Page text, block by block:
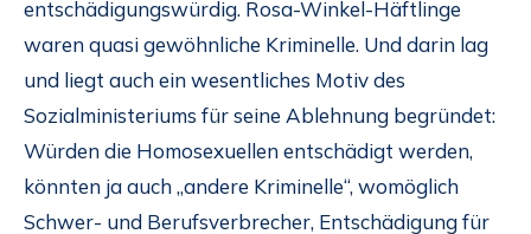
entschädigungswürdig. Rosa-Winkel-Häftlinge
waren quasi gewöhnliche Kriminelle. Und darin lag
und liegt auch ein wesentliches Motiv des
Sozialministeriums für seine Ablehnung begründet:
Würden die Homosexuellen entschädigt werden,
könnten ja auch „andere Kriminelle“, womöglich
Schwer- und Berufsverbrecher, Entschädigung für